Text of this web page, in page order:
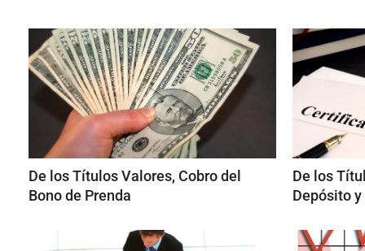
De los Títulos Valores, Cobro del
Bono de Prenda
De los
Depósito y